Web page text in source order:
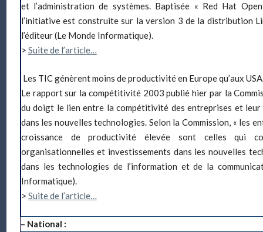
et l’administration de systèmes. Baptisée « Red Hat
l’initiative est construite sur la version 3 de la distribution
l’éditeur (Le Monde Informatique).
> Suite de l’article…
Les TIC génèrent moins de productivité en Europe qu’aux
Le rapport sur la compétitivité 2003 publié hier par la
du doigt le lien entre la compétitivité des entreprises et leur
dans les nouvelles technologies. Selon la Commission, « les
croissance de productivité élevée sont celles qui
organisationnelles et investissements dans les nouvelles
dans les technologies de l’information et de la
Informatique).
> Suite de l’article…
– National :